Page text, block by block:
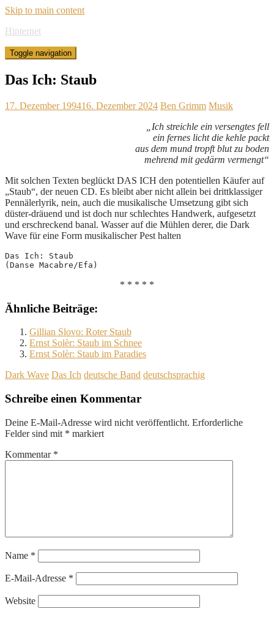
Skip to main content
Hinternet
Toggle navigation
Das Ich: Staub
17. Dezember 199416. Dezember 2024 Ben Grimm Musik
„Ich streichle ein versengtes fell
ein fernes licht die kehle packt
aus dem mund tropft blut zu boden
mehrend mit gedärm vermengt“
Mit solchen Texten beglückt DAS ICH den potentiellen Käufer auf
„Staub“, der neuen CD. Es bleibt aber nicht allein bei drittklassiger
Pennälerlyrik, nein, auch die musikalische Umsetzung gibt sich
düster-dräuend und ist doch nur schlechtes Handwerk, aufgesetzt
und erschreckend banal. Wasser auf die Mühlen derer, die Dark
Wave für eine Form musikalischer Pest halten
Das Ich: Staub
(Danse Macabre/Efa)
* * * * *
Ähnliche Beiträge:
Gillian Slovo: Roter Staub
Ernst Solèr: Staub im Schnee
Ernst Solèr: Staub im Paradies
Dark Wave Das Ich deutsche Band deutschsprachig
Schreibe einen Kommentar
Deine E-Mail-Adresse wird nicht veröffentlicht. Erforderliche
Felder sind mit * markiert
Kommentar *
Name *
E-Mail-Adresse *
Website